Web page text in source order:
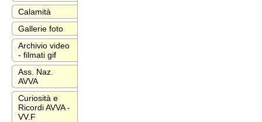
Calamità
Gallerie foto
Archivio video
- filmati gif
Ass. Naz.
AVVA
Curiosità e
Ricordi AVVA -
VV.F